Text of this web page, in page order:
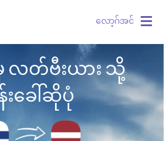
လော့ဂ်အင်
လတ်ဗီးယား သို့
းခေါ်ဆိုပုံ